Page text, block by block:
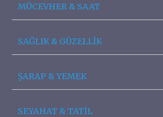
MÜCEVHER & SAAT
SAĞLIK & GÜZELLİK
ŞARAP & YEMEK
SEYAHAT & TATİL